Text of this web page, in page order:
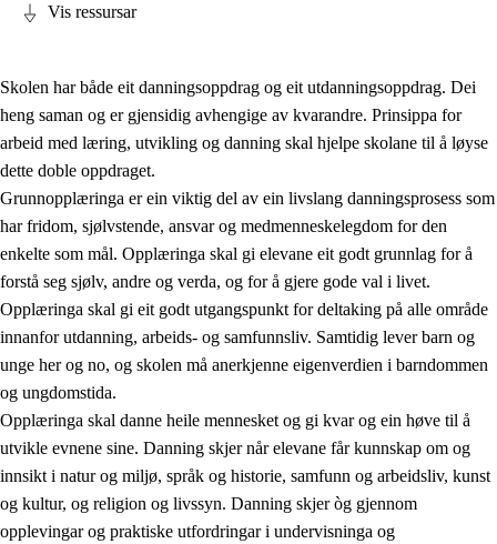
2. Prinsipp for læring, utvikling og danning
2.1 Sosial læring og utvikling
2.2 Kompetanse i faga
2.3 Grunnleggjande ferdigheiter
2.4 Å lære å lære
Tverrfaglege tema
Vis ressursar
Skolen har både eit danningsoppdrag og eit utdanningsoppdrag. Dei
heng saman og er gjensidig avhengige av kvarandre. Prinsippa for
arbeid med læring, utvikling og danning skal hjelpe skolane til å løyse
dette doble oppdraget.
Grunnopplæringa er ein viktig del av ein livslang danningsprosess som
har fridom, sjølvstende, ansvar og medmenneskelegdom for den
enkelte som mål. Opplæringa skal gi elevane eit godt grunnlag for å
forstå seg sjølv, andre og verda, og for å gjere gode val i livet.
Opplæringa skal gi eit godt utgangspunkt for deltaking på alle område
innanfor utdanning, arbeids- og samfunnsliv. Samtidig lever barn og
unge her og no, og skolen må anerkjenne eigenverdien i barndommen
og ungdomstida.
Opplæringa skal danne heile mennesket og gi kvar og ein høve til å
utvikle evnene sine. Danning skjer når elevane får kunnskap om og
innsikt i natur og miljø, språk og historie, samfunn og arbeidsliv, kunst
og kultur, og religion og livssyn. Danning skjer òg gjennom
opplevingar og praktiske utfordringar i undervisninga og